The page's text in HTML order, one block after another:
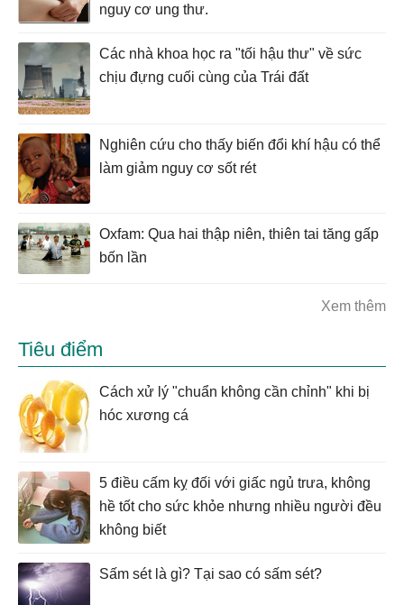
nguy cơ ung thư.
Các nhà khoa học ra "tối hậu thư" về sức
chịu đựng cuối cùng của Trái đất
Nghiên cứu cho thấy biến đổi khí hậu có thể
làm giảm nguy cơ sốt rét
Oxfam: Qua hai thập niên, thiên tai tăng gấp
bốn lần
Xem thêm
Tiêu điểm
Cách xử lý "chuẩn không cần chỉnh" khi bị
hóc xương cá
5 điều cấm kỵ đối với giấc ngủ trưa, không
hề tốt cho sức khỏe nhưng nhiều người đều
không biết
Sấm sét là gì? Tại sao có sấm sét?